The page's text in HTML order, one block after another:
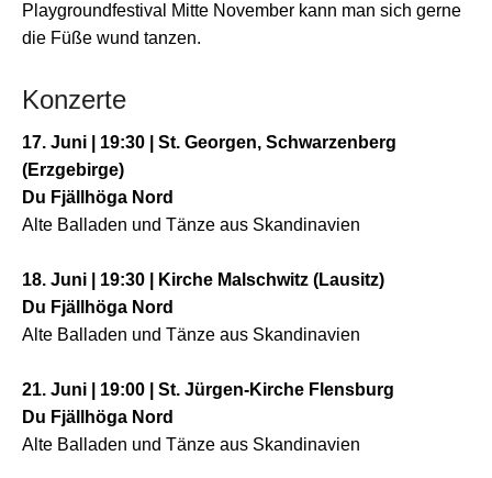
Playgroundfestival Mitte November kann man sich gerne
die Füße wund tanzen.
Konzerte
17. Juni | 19:30 | St. Georgen, Schwarzenberg
(Erzgebirge)
Du Fjällhöga Nord
Alte Balladen und Tänze aus Skandinavien
18. Juni | 19:30 | Kirche Malschwitz (Lausitz)
Du Fjällhöga Nord
Alte Balladen und Tänze aus Skandinavien
21. Juni | 19:00 | St. Jürgen-Kirche Flensburg
Du Fjällhöga Nord
Alte Balladen und Tänze aus Skandinavien